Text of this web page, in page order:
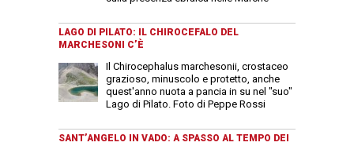
LAGO DI PILATO: IL CHIROCEFALO DEL
MARCHESONI C’È
Il Chirocephalus marchesonii, crostaceo
grazioso, minuscolo e protetto, anche
quest'anno nuota a pancia in su nel "suo"
Lago di Pilato. Foto di Peppe Rossi
SANT’ANGELO IN VADO: A SPASSO AL TEMPO DEI